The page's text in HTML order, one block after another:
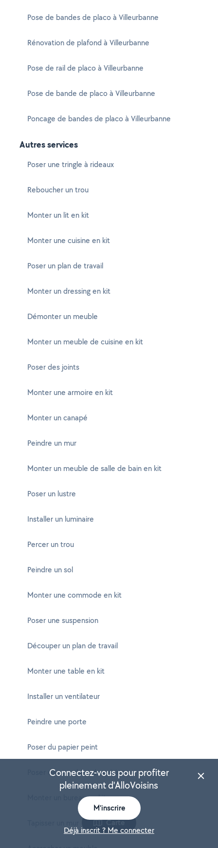
Pose de bandes de placo à Villeurbanne
Rénovation de plafond à Villeurbanne
Pose de rail de placo à Villeurbanne
Pose de bande de placo à Villeurbanne
Poncage de bandes de placo à Villeurbanne
Autres services
Poser une tringle à rideaux
Reboucher un trou
Monter un lit en kit
Monter une cuisine en kit
Poser un plan de travail
Monter un dressing en kit
Démonter un meuble
Monter un meuble de cuisine en kit
Poser des joints
Monter une armoire en kit
Monter un canapé
Peindre un mur
Monter un meuble de salle de bain en kit
Poser un lustre
Installer un luminaire
Percer un trou
Peindre un sol
Monter une commode en kit
Poser une suspension
Découper un plan de travail
Monter une table en kit
Installer un ventilateur
Peindre une porte
Poser du papier peint
Poser des meubles de cuisine
Monter un bureau en kit
Carte
Connectez-vous pour profiter
pleinement d'AlloVoisins
M'inscrire
Déjà inscrit ? Me connecter